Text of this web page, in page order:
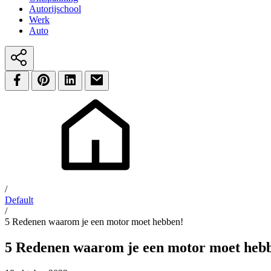
Autorijschool
Werk
Auto
/
Default
/
5 Redenen waarom je een motor moet hebben!
5 Redenen waarom je een motor moet